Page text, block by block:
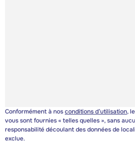
Conformément à nosconditions d’utilisation,
vous sont fournies « telles quelles », sans
responsabilité découlant des données de
exclue.